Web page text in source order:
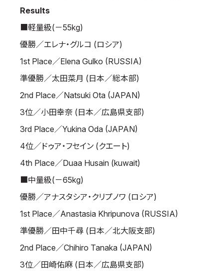
Results
■軽量級(－55kg)
優勝／エレナ・グルコ (ロシア)
1st Place／Elena Gulko (RUSSIA)
準優勝／太田菜月 (日本／総本部)
2nd Place／Natsuki Ota (JAPAN)
3位／小田幸奈 (日本／広島県支部)
3rd Place／Yukina Oda (JAPAN)
4位／ドゥア・フセイン (クエート)
4th Place／Duaa Husain (kuwait)
■中量級(－65kg)
優勝／アナスタシア・クリプノワ (ロシア)
1st Place／Anastasia Khripunova (RUSSIA)
準優勝／田中千尋 (日本／北大阪支部)
2nd Place／Chihiro Tanaka (JAPAN)
3位／田崎佑麻 (日本／広島県支部)